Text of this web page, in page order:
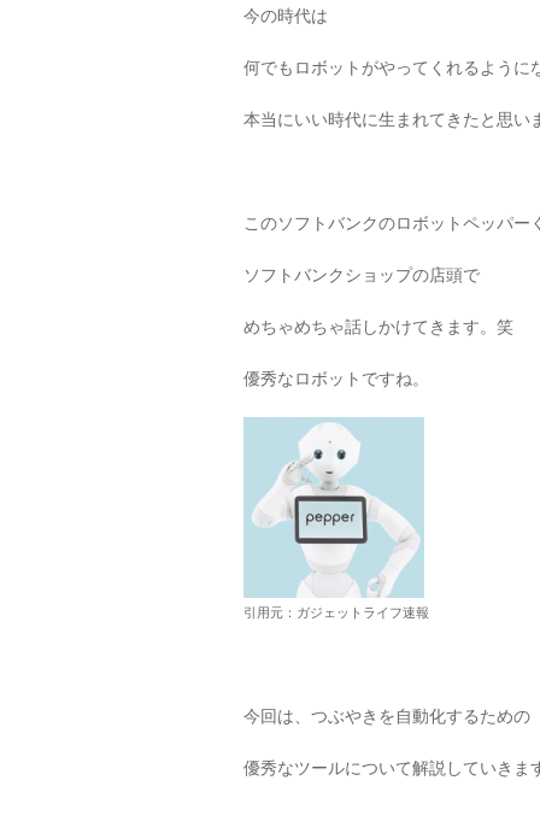
今の時代は
何でもロボットがやってくれるように
本当にいい時代に生まれてきたと思い
このソフトバンクのロボットペッパー
ソフトバンクショップの店頭で
めちゃめちゃ話しかけてきます。笑
優秀なロボットですね。
引用元：ガジェットライフ速報
今回は、つぶやきを自動化するための
優秀なツールについて解説していきま